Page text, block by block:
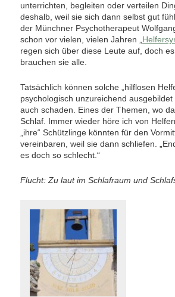
unterrichten, begleiten oder verteilen
deshalb, weil sie sich dann selbst gut
der Münchner Psychotherapeut
schon vor vielen, vielen Jahren „
regen sich über diese Leute auf, doch
brauchen sie alle.
Tatsächlich können solche „hilflosen
psychologisch unzureichend
auch schaden. Eines der Themen, wo
Schlaf. Immer wieder höre ich von
„ihre“ Schützlinge könnten für den
vereinbaren, weil sie dann schliefen.
es doch so schlecht.“
Flucht: Zu laut im Schlafraum und